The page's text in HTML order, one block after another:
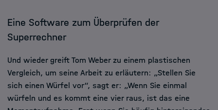
Eine Software zum Überprüfen der
Superrechner
Und wieder greift Tom Weber zu einem plastischen
Vergleich, um seine Arbeit zu erläutern: „Stellen Sie
sich einen Würfel vor“, sagt er: „Wenn Sie einmal
würfeln und es kommt eine vier raus, ist das eine